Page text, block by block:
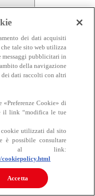
Carne
dei dati acquisiti
tale sito web utilizza
pubblicitari in
della navigazione
dei dati raccolti con altri
Cookie» di
il link “modifica le tue
utilizzati dal sito
è possibile consultare
al link:
cookiepolicy.html
Accetta